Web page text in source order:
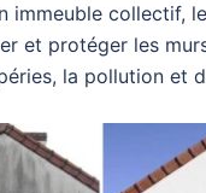
immeuble collectif,
et protéger les
la pollution et